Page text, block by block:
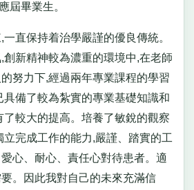
屆畢業生。
保持着治學嚴謹的優良傳統。
新精神較為濃重的環境中,在老師
努力下,經過兩年專業課程的學習
備了較為紮實的專業基礎知識和
了較大的提高。培養了敏銳的觀察
完成工作的能力,嚴謹、踏實的工
心、耐心、責任心對待患者。適
。因此我對自己的未來充滿信